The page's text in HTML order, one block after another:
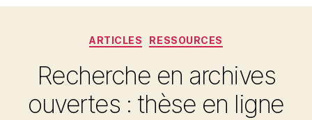
Catégories
ARTICLES RESSOURCES
Recherche en archives
ouvertes : thèse en ligne